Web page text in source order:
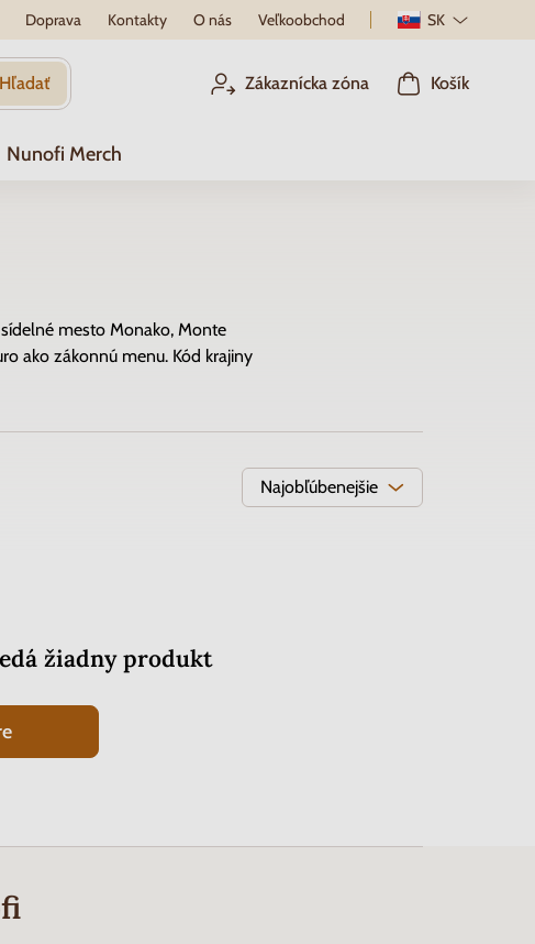
Doprava Kontakty O nás Veľkoobchod SK
Hľadať Zákaznícka zóna Košík
Nunofi Merch
mesto Monako, Monte
ako zákonnú menu. Kód krajiny
Najobľúbenejšie
žiadny produkt